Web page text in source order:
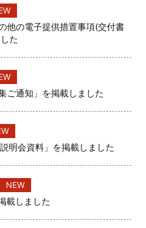
他の電子提供措置事項(交付書
た
ご通知」を掲載しました
明会資料」を掲載しました
NEW
載しました